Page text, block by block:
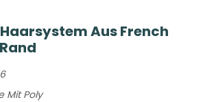
Aus French
Mit Poly